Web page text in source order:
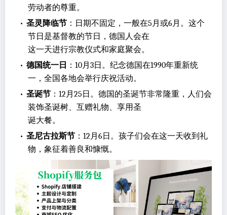
劳动者的尊重。
• 圣灵降临节 ：日期不固定，一般在5月或6月。这个
节日是基督教的节日，德国人会在
这一天进行宗教仪式和家庭聚会。
• 德国统一日
：10月3日。纪念德国在1990年重新统
一，全国各地会举行庆祝活动。
• 圣诞节 ：12月25日。德国的圣诞节非常隆重，人们会
装饰圣诞树、互赠礼物、享用圣
诞大餐。
• 圣尼古拉斯节 ：12月6日。孩子们会在这一天收到礼
物，象征着善良和慷慨。